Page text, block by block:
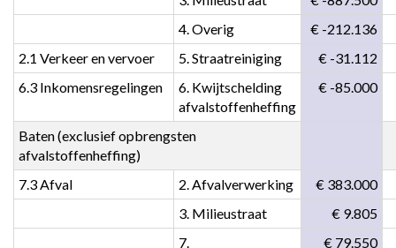
4. Overig
€ -212.136
2.1 Verkeer en vervoer
5. Straatreiniging
€ -31.112
6.3 Inkomensregelingen
6. Kwijtschelding
afvalstoffenheffing
€ -85.000
Baten (exclusief opbrengsten
afvalstoffenheffing)
7.3 Afval
2. Afvalverwerking
€ 383.000
3. Milieustraat
€ 9.805
7.
€ 79.550